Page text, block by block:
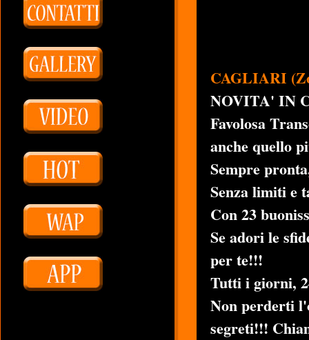
CAGLIARI
NOVITA' IN
Favolosa
anche quello
Sempre
Senza limiti e
Con 23
Se adori le
per te!!!
Tutti i giorni,
Non perderti
segreti!!!